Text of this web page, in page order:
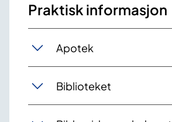
Praktisk informasjon
Apotek
Biblioteket